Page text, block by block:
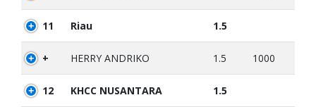
11 Riau 1.5
+ HERRY ANDRIKO 1.5 1000
12 KHCC NUSANTARA 1.5